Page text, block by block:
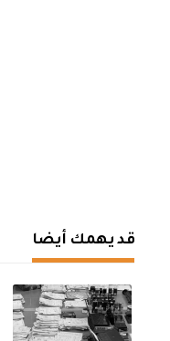
قد يهمك أيضا